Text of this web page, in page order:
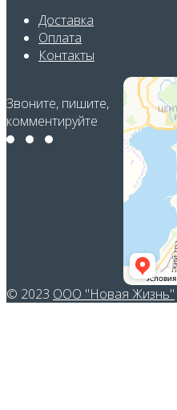
Доставка
Оплата
Контакты
Звоните, пишите,
комментируйте
© 2023 ООО "Новая Жизнь"